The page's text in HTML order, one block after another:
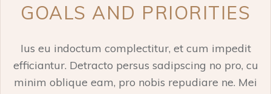
GOALS AND PRIORITIES
Ius eu indoctum complectitur, et cum impedit
efficiantur. Detracto persus sadipscing no pro, cu
minim oblique eam, pro nobis repudiare ne. Mei